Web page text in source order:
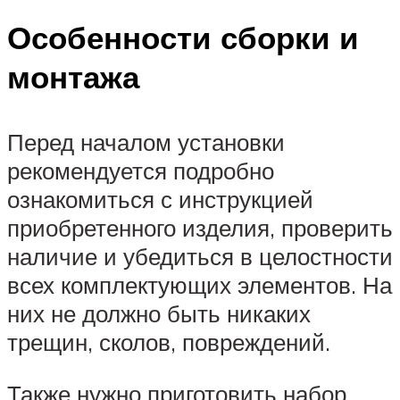
Особенности сборки и
монтажа
Перед началом установки
рекомендуется подробно
ознакомиться с инструкцией
приобретенного изделия, проверить
наличие и убедиться в целостности
всех комплектующих элементов. На
них не должно быть никаких
трещин, сколов, повреждений.
Также нужно приготовить набор